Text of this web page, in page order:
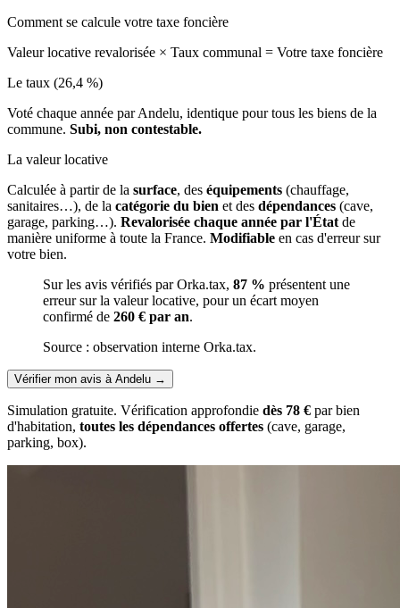
Comment se calcule votre taxe foncière
Valeur locative revalorisée × Taux communal = Votre taxe foncière
Le taux (26,4 %)
Voté chaque année par Andelu, identique pour tous les biens de la
commune. Subi, non contestable.
La valeur locative
Calculée à partir de la surface, des équipements (chauffage,
sanitaires…), de la catégorie du bien et des dépendances (cave,
garage, parking…). Revalorisée chaque année par l'État de
manière uniforme à toute la France. Modifiable en cas d'erreur sur
votre bien.
Sur les avis vérifiés par Orka.tax, 87 % présentent une
erreur sur la valeur locative, pour un écart moyen
confirmé de 260 € par an.
Source : observation interne Orka.tax.
Vérifier mon avis à Andelu →
Simulation gratuite. Vérification approfondie dès 78 € par bien
d'habitation, toutes les dépendances offertes (cave, garage,
parking, box).